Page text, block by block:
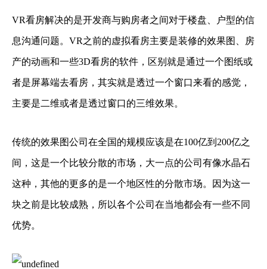
VR看房解决的是开发商与购房者之间对于楼盘、户型的信
息沟通问题。VR之前的虚拟看房主要是装修的效果图、房
产的动画和一些3D看房的软件，区别就是通过一个图纸或
者是屏幕端去看房，其实就是透过一个窗口来看的感觉，
主要是二维或者是透过窗口的三维效果。
传统的效果图公司在全国的规模应该是在100亿到200亿之
间，这是一个比较分散的市场，大一点的公司有像水晶石
这种，其他的更多的是一个地区性的分散市场。因为这一
块之前是比较成熟，所以各个公司在当地都会有一些不同
优势。